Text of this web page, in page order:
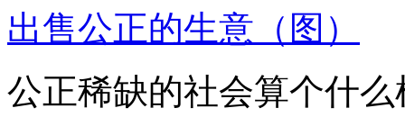
出售公正的生意（图）
公正稀缺的社会算个什